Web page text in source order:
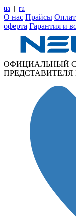
ua ru
О нас Прайсы
оферта Гарантия и
ОФИЦИАЛЬНЫЙ
ПРЕДСТАВИТЕЛЯ